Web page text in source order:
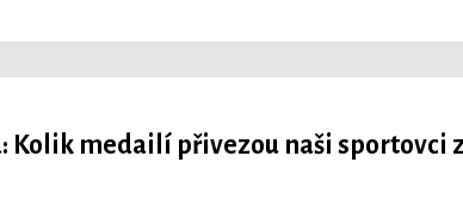
medailí přivezou naši sportovci